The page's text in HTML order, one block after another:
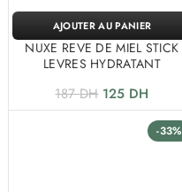
NUXE REVE DE MIEL STICK
LEVRES HYDRATANT
187DH 125 DH
AJOUTER AU PANIER
-33%